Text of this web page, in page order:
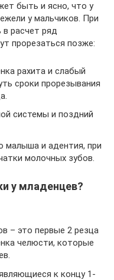
быть и ясно, что у
у мальчиков. При
расчет ряд
прорезаться позже:
рахита и слабый
сроки прорезывания
системы и поздний
малыша и адентия, при
молочных зубов.
у младенцев?
– это первые 2 резца
челюсти, которые
к концу 1-